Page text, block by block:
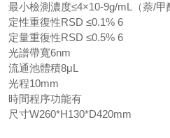
最小檢測濃度≤4×10-9g/mL（萘/甲
定性重復性RSD ≤0.1% 6
定量重復性RSD ≤0.5% 6
光譜帶寬6nm
流通池體積8μL
光程10mm
時間程序功能有
尺寸W260*H130*D420mm